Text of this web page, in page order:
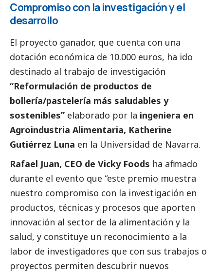
Compromiso con la investigación y el
desarrollo
El proyecto ganador, que cuenta con una
dotación económica de 10.000 euros, ha ido
destinado al trabajo de investigación
“Reformulación de productos de
bollería/pastelería más saludables y
sostenibles” elaborado por la ingeniera en
Agroindustria Alimentaria, Katherine
Gutiérrez Luna en la Universidad de Navarra.
Rafael Juan, CEO de Vicky Foods ha afirmado
durante el evento que “este premio muestra
nuestro compromiso con la investigación en
productos, técnicas y procesos que aporten
innovación al sector de la alimentación y la
salud, y constituye un reconocimiento a la
labor de investigadores que con sus trabajos o
proyectos permiten descubrir nuevos